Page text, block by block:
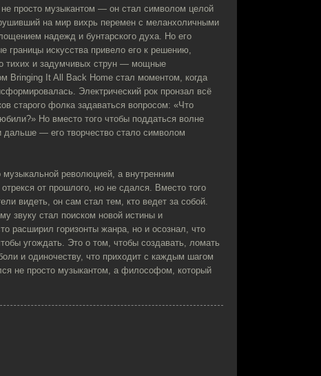
просто музыкантом — он стал символом целой
на мир вихрь перемен с меланхоличными
надежд и бунтарского духа. Но его
границы искусства привело его к решению,
тихих и задумчивых струн — мощные
Bringing It All Back Home стал моментом, когда
Электрический рок пронзал всё
старого фолка задаваться вопросом: «Что
Но вместо того чтобы поддаться волне
дальше — его творчество стало символом
музыкальной революцией, а внутренним
от прошлого, но не сдался. Вместо того
видеть, он сам стал тем, кто ведет за собой.
звуку стал поиском новой истины и
расширил горизонты жанра, но и осознал, что
угождать. Это о том, чтобы создавать, ломать
и одиночеству, что приходит с каждым шагом
не просто музыкантом, а философом, который